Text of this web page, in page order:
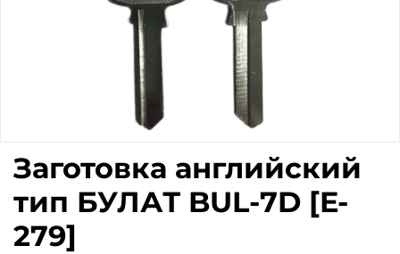
Заготовка английский
тип БУЛАТ BUL-7D [E-
279]